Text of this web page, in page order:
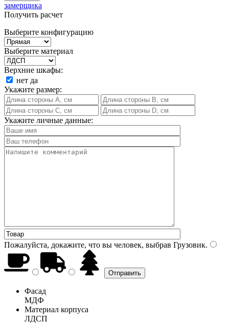
замерщика
Получить расчет
Выберите конфигурацию
Выберите материал
Верхние шкафы:
нет да
Укажите размер:
Укажите личные данные:
Пожалуйста, докажите, что вы человек, выбрав Грузовик.
Фасад
МДФ
Материал корпуса
ЛДСП